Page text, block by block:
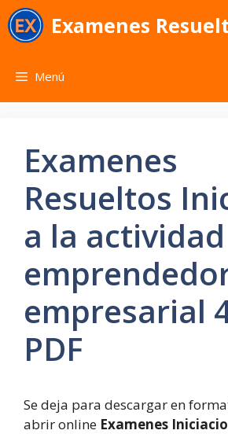
Saltar
al
contenido
Examenes
Menú
Examenes
Resueltos
a la actividad
empresarial
PDF
Se deja para descargar en
abrir online Examenes